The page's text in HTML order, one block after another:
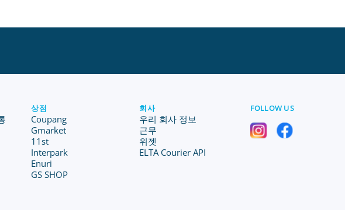
상점
Coupang
Gmarket
11st
Interpark
Enuri
GS SHOP
회사
우리 회사 정보
근무
위젯
ELTA Courier API
FOLLOW US